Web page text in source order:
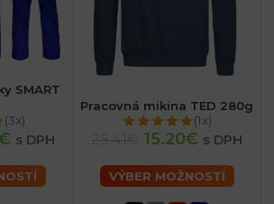
SMART
(3x)
s DPH
Pracovná mikina TED 280g
(1x)
15.20€ s DPH
VÝBER MOŽNOSTÍ